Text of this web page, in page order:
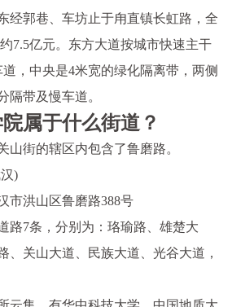
经郭巷、车坊止于甪直镇长虹路，全
7.5亿元。东方大道按城市快速主干
，中央是4米宽的绿化隔离带，两侧
隔带及慢车道。
属于什么街道？
山街的辖区内包含了鲁磨路。
)
市洪山区鲁磨路388号
路7条，分别为：珞瑜路、雄楚大
、关山大道、民族大道、光谷大道，